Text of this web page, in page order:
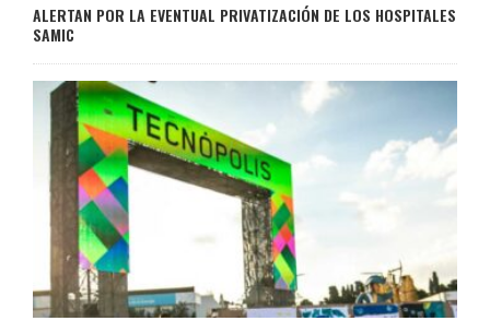
ALERTAN POR LA EVENTUAL PRIVATIZACIÓN DE LOS HOSPITALES
SAMIC